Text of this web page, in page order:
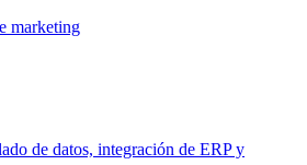
marketing
de datos, integración de ERP y